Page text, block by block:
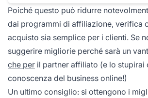
Poiché questo può ridurre
dai programmi di affiliazione, verifica
acquisto sia semplice per i clienti. Se
suggerire migliorie perché sarà un
che per il partner affiliato (e lo stupirai
conoscenza del business online!)
Un ultimo consiglio: si ottengono i